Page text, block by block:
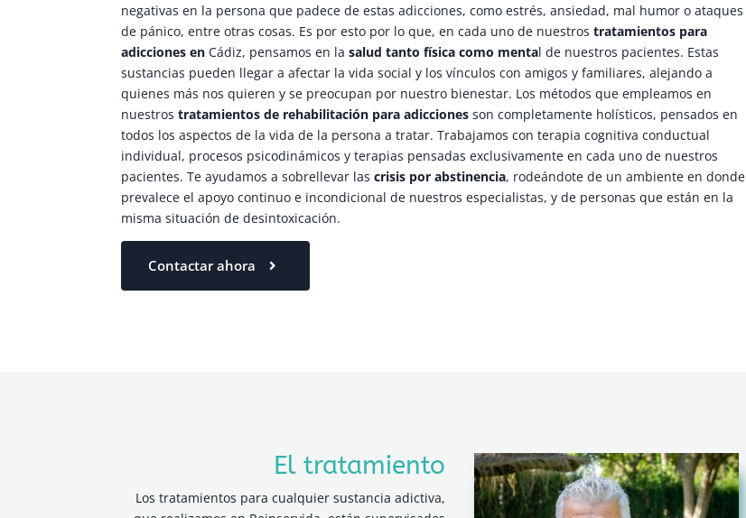
negativas en la persona que padece de estas adicciones, como estrés, ansiedad, mal humor o ataques
de pánico, entre otras cosas. Es por esto por lo que, en cada uno de nuestrostratamientos para
adicciones enCádiz, pensamos en la salud tanto física como mental de nuestros pacientes. Estas
sustancias pueden llegar a afectar la vida social y los vínculos con amigos y familiares, alejando a
quienes más nos quieren y se preocupan por nuestro bienestar. Los métodos que empleamos en
nuestrostratamientos de rehabilitación para adicciones son completamente holísticos, pensados en
todos los aspectos de la vida de la persona a tratar. Trabajamos con terapia cognitiva conductual
individual, procesos psicodinámicos y terapias pensadas exclusivamente en cada uno de nuestros
pacientes. Te ayudamos a sobrellevar lascrisis por abstinencia, rodeándote de un ambiente en donde
prevalece el apoyo continuo e incondicional de nuestros especialistas, y de personas que están en la
misma situación de desintoxicación.
Contactar ahora
El tratamiento
Los tratamientos para cualquier sustancia adictiva,